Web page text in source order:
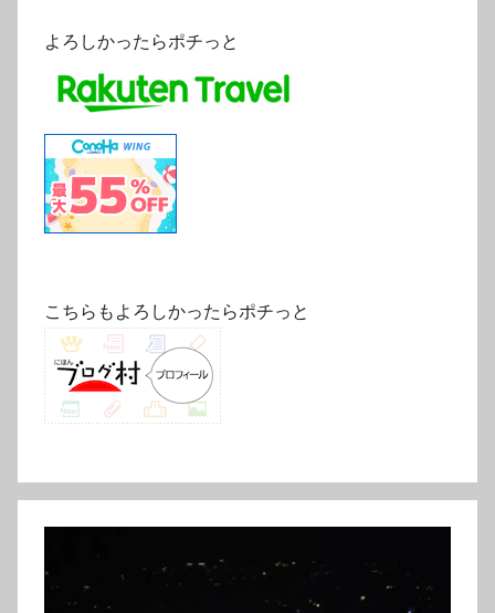
よろしかったらポチっと
こちらもよろしかったらポチっと